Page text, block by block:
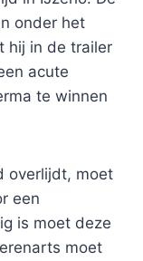
onder het
hij in de trailer
acute
te winnen
overlijdt, moet
een
is moet deze
moet